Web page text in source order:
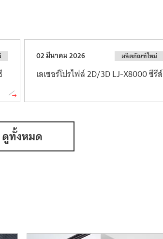
02 มีนาคม 2026 ผลิตภัณฑ์ใหม่
เลเซอร์โปรไฟล์2D/3D LJ-X8000ซีรีส์
ดูทั้งหมด